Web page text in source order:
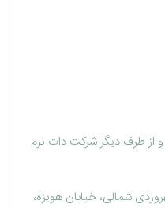
از طرف دیگر شرکت دات نرم
شمالی، خیابان هویزه،